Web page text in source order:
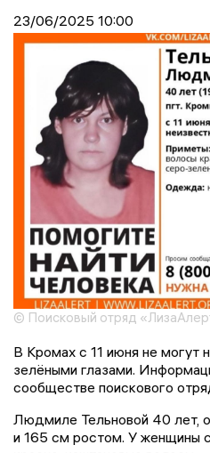
23/06/2025 10:00
© Поисковый отряд
В Кромах с 11 июня не могут
зелёными глазами.
сообществе поискового
Людмиле Тельновой 40 лет,
и 165 см ростом. У женщины